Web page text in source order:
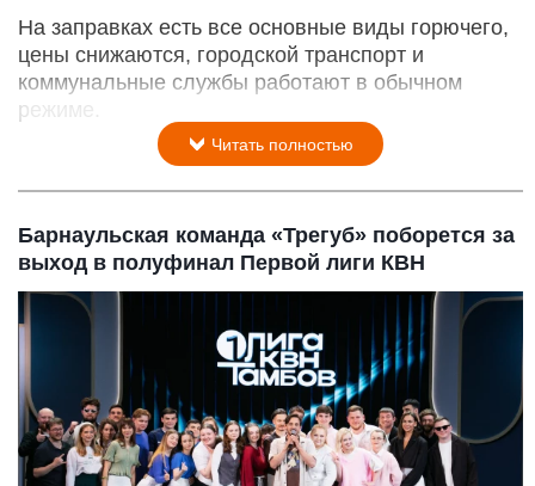
На заправках есть все основные виды горючего,
цены снижаются, городской транспорт и
коммунальные службы работают в обычном
режиме.
Читать полностью
Барнаульская команда «Трегуб» поборется за
выход в полуфинал Первой лиги КВН